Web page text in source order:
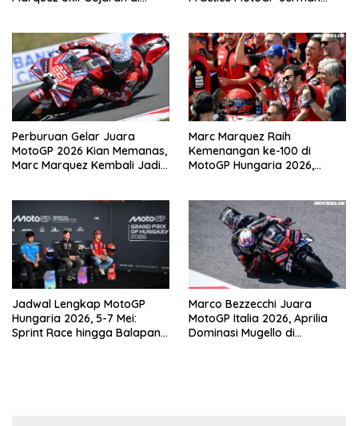
Perburuan Gelar Juara
MotoGP 2026 Kian Memanas,
Marc Marquez Kembali Jadi
Marc Marquez Raih
Kemenangan ke-100 di
MotoGP Hungaria 2026,
Jadwal Lengkap MotoGP
Hungaria 2026, 5-7 Mei:
Sprint Race hingga Balapan
Marco Bezzecchi Juara
MotoGP Italia 2026, Aprilia
Dominasi Mugello di